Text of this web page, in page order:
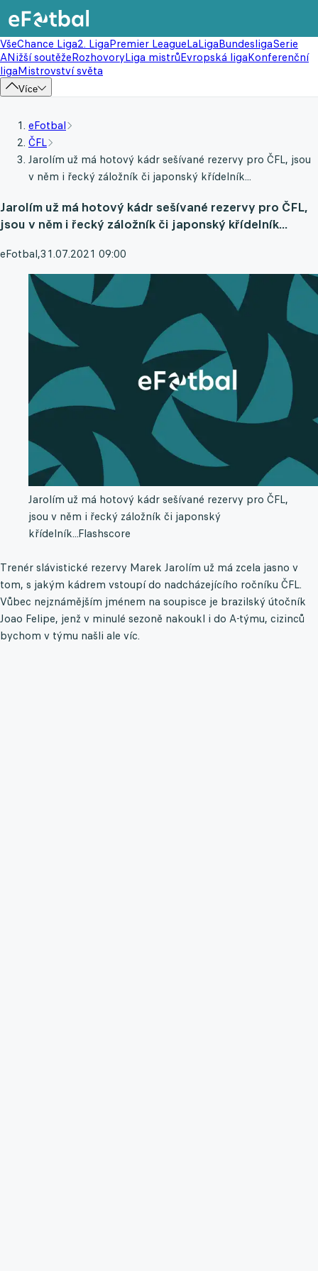
VšeChance Liga2. LigaPremier LeagueLaLigaBundesligaSerie
ANižší soutěžeRozhovoryLiga mistrůEvropská ligaKonferenční
ligaMistrovství světa
Více
eFotbal
ČFL
Jarolím už má hotový kádr sešívané rezervy pro ČFL, jsou
v něm i řecký záložník či japonský křídelník...
Jarolím už má hotový kádr sešívané rezervy pro ČFL,
jsou v něm i řecký záložník či japonský křídelník...
eFotbal,31.07.2021 09:00
Jarolím už má hotový kádr sešívané rezervy pro ČFL,
jsou v něm i řecký záložník či japonský
křídelník...Flashscore
Trenér slávistické rezervy Marek Jarolím už má zcela jasno v
tom, s jakým kádrem vstoupí do nadcházejícího ročníku ČFL.
Vůbec nejznámějším jménem na soupisce je brazilský útočník
Joao Felipe, jenž v minulé sezoně nakoukl i do A-týmu, cizinců
bychom v týmu našli ale víc.